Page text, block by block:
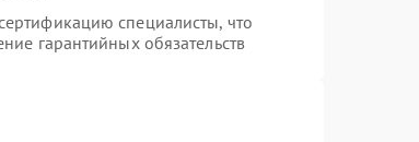
специалисты, что
гарантийных обязательств